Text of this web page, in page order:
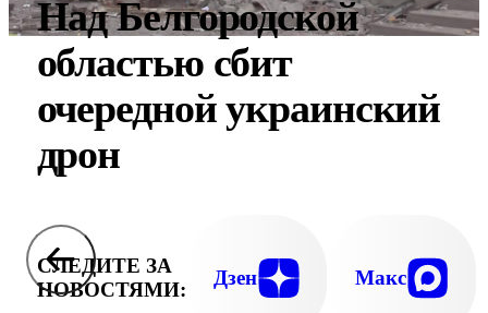
Над Белгородской
областью сбит
очередной украинский
дрон
СЛЕДИТЕ ЗА
НОВОСТЯМИ:
Дзен Макс